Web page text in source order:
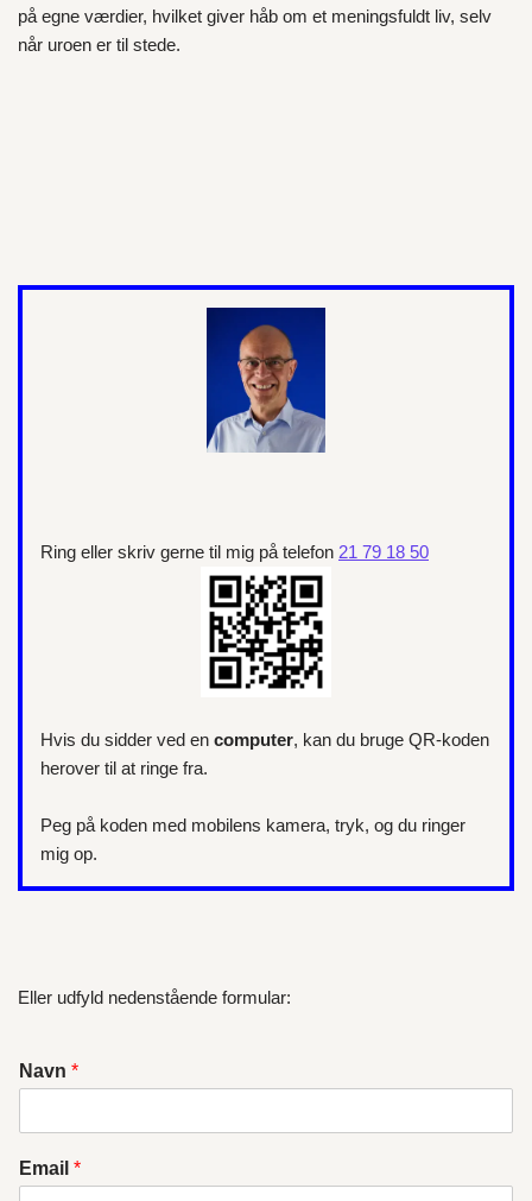
på egne værdier, hvilket giver håb om et meningsfuldt liv, selv
når uroen er til stede.
Ring eller skriv gerne til mig på telefon 21 79 18 50
Hvis du sidder ved en computer, kan du bruge QR-koden
herover til at ringe fra.
Peg på koden med mobilens kamera, tryk, og du ringer
mig op.
Eller udfyld nedenstående formular:
Navn *
Email *